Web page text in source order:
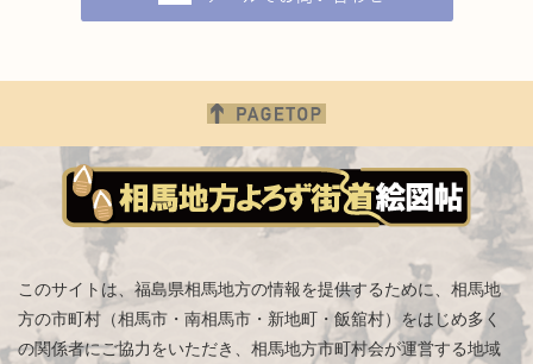
このサイトは、福島県相馬地方の情報を提供するために、相馬地
方の市町村（相馬市・南相馬市・新地町・飯舘村）をはじめ多く
の関係者にご協力をいただき、相馬地方市町村会が運営する地域